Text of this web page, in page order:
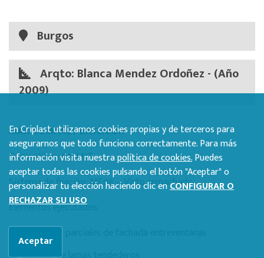
Burgos
Arqto: Blanca Mendez Ordoñez - (Año
2009)
MAX COMPACT EXTERIOR
Decorativos: 0161 NT
Sistema de fijación: ME08 – Visto remachado
Elementos ejecutados:
Elementos parciales de fachada entreventanas
En Criplast utilizamos cookies propias y de terceros para
asegurarnos que todo funciona correctamente. Para más
información visita nuestrapolítica de cookies.Puedes
aceptar todas las cookies pulsando el botón "Aceptar" o
personalizar tu elección haciendo clic enCONFIGURAR O
RECHAZAR SU USO
Aceptar